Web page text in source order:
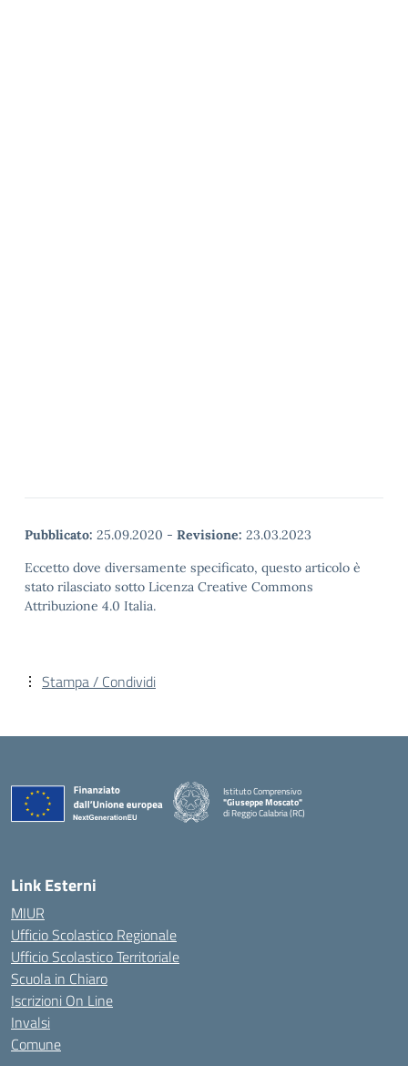
Pubblicato: 25.09.2020 - Revisione: 23.03.2023
Eccetto dove diversamente specificato, questo articolo è
stato rilasciato sotto Licenza Creative Commons
Attribuzione 4.0 Italia.
Stampa / Condividi
Istituto Comprensivo
"Giuseppe Moscato"
di Reggio Calabria (RC)
— Visita la pagina iniziale della scuola
Link Esterni
MIUR
Ufficio Scolastico Regionale
Ufficio Scolastico Territoriale
Scuola in Chiaro
Iscrizioni On Line
Invalsi
Comune